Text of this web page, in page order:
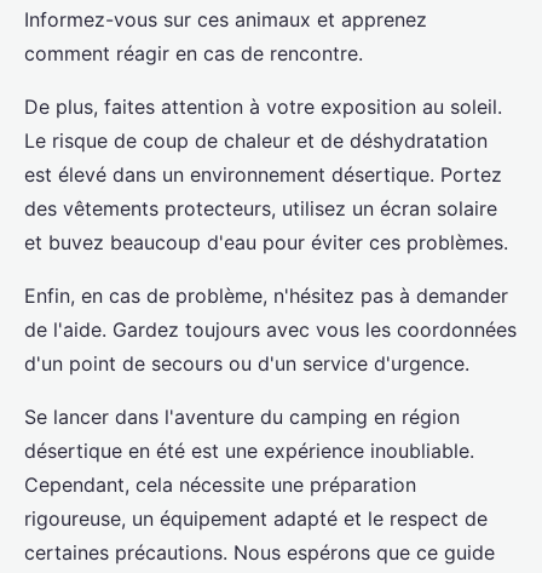
Informez-vous sur ces animaux et apprenez
comment réagir en cas de rencontre.
De plus, faites attention à votre exposition au soleil.
Le risque de coup de chaleur et de déshydratation
est élevé dans un environnement désertique. Portez
des vêtements protecteurs, utilisez un écran solaire
et buvez beaucoup d'eau pour éviter ces problèmes.
Enfin, en cas de problème, n'hésitez pas à demander
de l'aide. Gardez toujours avec vous les coordonnées
d'un point de secours ou d'un service d'urgence.
Se lancer dans l'aventure du camping en région
désertique en été est une expérience inoubliable.
Cependant, cela nécessite une préparation
rigoureuse, un équipement adapté et le respect de
certaines précautions. Nous espérons que ce guide